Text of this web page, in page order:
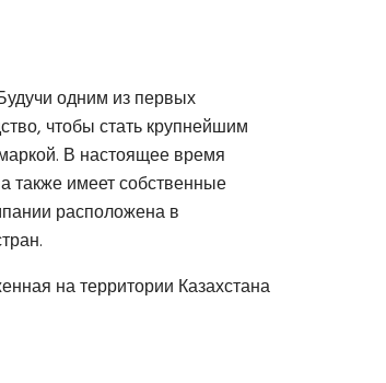
одним из первых
чтобы стать крупнейшим
В настоящее время
также имеет собственные
расположена в
на территории Казахстана